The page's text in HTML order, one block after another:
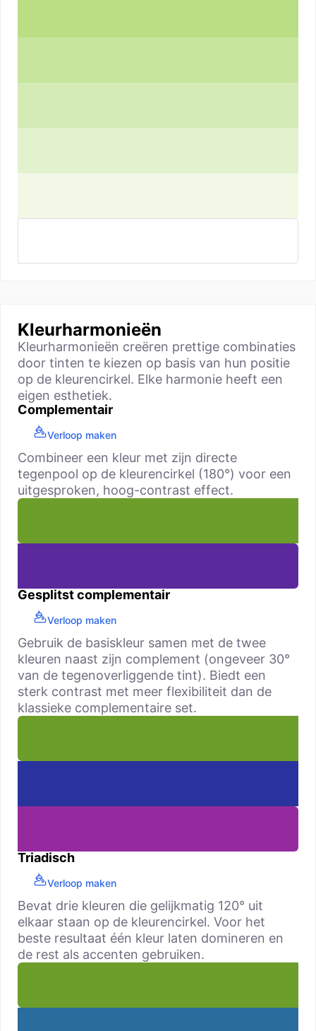
Kleurharmonieën
Kleurharmonieën creëren prettige combinaties
door tinten te kiezen op basis van hun positie
op de kleurencirkel. Elke harmonie heeft een
eigen esthetiek.
Complementair
Verloop maken
Combineer een kleur met zijn directe
tegenpool op de kleurencirkel (180°) voor een
uitgesproken, hoog-contrast effect.
Gesplitst complementair
Verloop maken
Gebruik de basiskleur samen met de twee
kleuren naast zijn complement (ongeveer 30°
van de tegenoverliggende tint). Biedt een
sterk contrast met meer flexibiliteit dan de
klassieke complementaire set.
Triadisch
Verloop maken
Bevat drie kleuren die gelijkmatig 120° uit
elkaar staan op de kleurencirkel. Voor het
beste resultaat één kleur laten domineren en
de rest als accenten gebruiken.